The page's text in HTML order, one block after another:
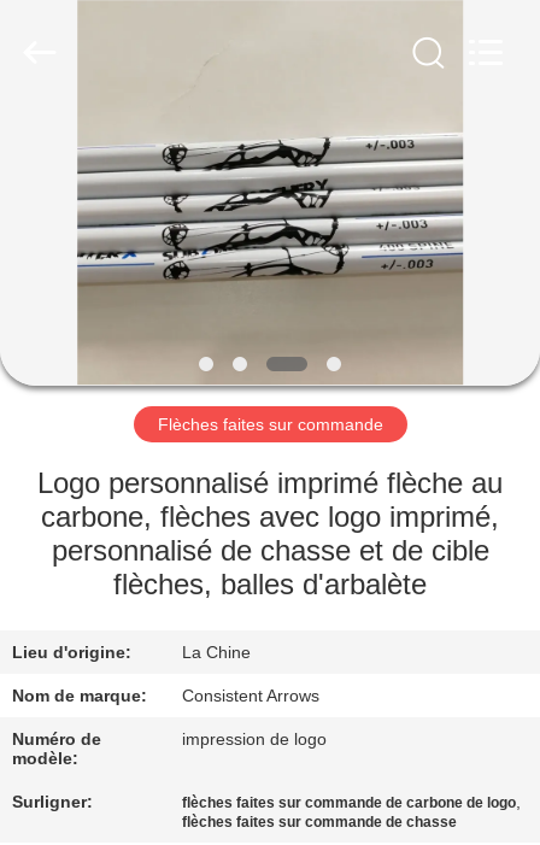
PRODUITS
SUJET
DE
VISITE
D'USINE
DE
QUALITÉ
CONTACTEZ-
NOUS
Flèches faites sur commande
Logo personnalisé imprimé flèche au
carbone, flèches avec logo imprimé,
personnalisé de chasse et de cible
flèches, balles d'arbalète
Lieu d'origine: La Chine
Nom de marque: Consistent Arrows
Numéro de
modèle:
impression de logo
Surligner: flèches faites sur commande de carbone de logo,
flèches faites sur commande de chasse